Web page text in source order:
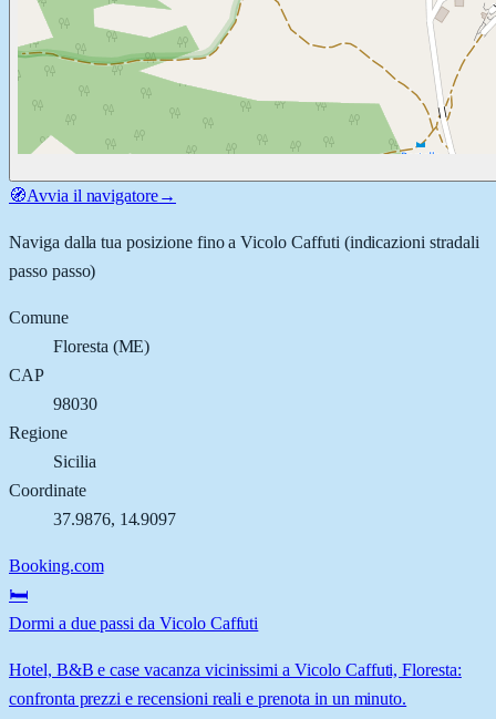
🧭Avvia il navigatore→
Naviga dalla tua posizione fino aVicolo Caffuti (indicazioni stradali
passo passo)
Comune
Floresta (ME)
CAP
98030
Regione
Sicilia
Coordinate
37.9876, 14.9097
Booking.com
🛏️
Dormi a due passi da Vicolo Caffuti
Hotel, B&B e case vacanza vicinissimi a Vicolo Caffuti, Floresta:
confronta prezzi e recensioni reali e prenota in un minuto.